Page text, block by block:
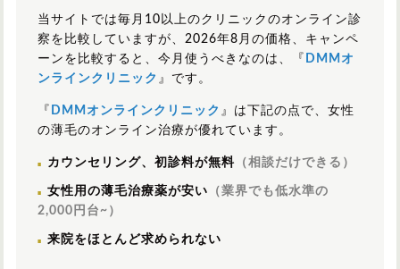
当サイトでは毎月10以上のクリニックのオンライン診
察を比較していますが、2026年8月の価格、キャンペ
ーンを比較すると、今月使うべきなのは、『 DMMオ
ンラインクリニック 』です。
『 DMMオンラインクリニック 』は下記の点で、女性
の薄毛のオンライン治療が優れています。
カウンセリング、初診料が無料 （相談だけできる）
女性用の薄毛治療薬が安い （業界でも低水準の
2,000円台~）
来院をほとんど求められない